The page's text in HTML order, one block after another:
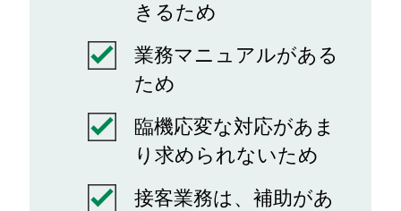
きるため
業務マニュアルがある
ため
臨機応変な対応があま
り求められないため
接客業務は、補助があ